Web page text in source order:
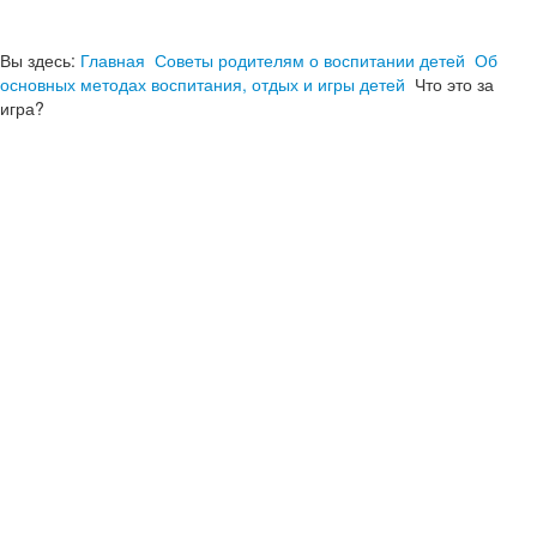
Вы здесь: Главная Советы родителям о воспитании детей Об
основных методах воспитания, отдых и игры детей Что это за
игра?